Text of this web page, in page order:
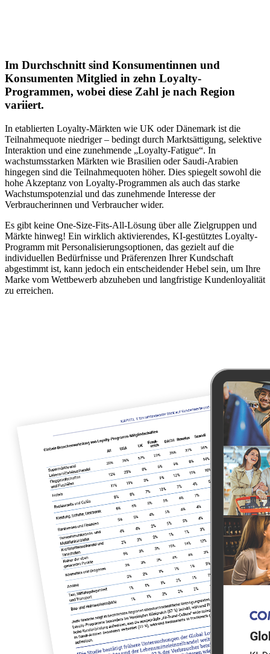
Im Durchschnitt sind Konsumentinnen und
Konsumenten Mitglied in zehn Loyalty-
Programmen, wobei diese Zahl je nach Region
variiert.
In etablierten Loyalty-Märkten wie UK oder Dänemark ist die
Teilnahmequote niedriger – bedingt durch Marktsättigung, selektive
Interaktion und eine zunehmende „Loyalty-Fatigue“. In
wachstumsstarken Märkten wie Brasilien oder Saudi-Arabien
hingegen sind die Teilnahmequoten höher. Dies spiegelt sowohl die
hohe Akzeptanz von Loyalty-Programmen als auch das starke
Wachstumspotenzial und das zunehmende Interesse der
Verbraucherinnen und Verbraucher wider.
Es gibt keine One-Size-Fits-All-Lösung über alle Zielgruppen und
Märkte hinweg! Ein wirklich aktivierendes, KI-gestütztes Loyalty-
Programm mit Personalisierungsoptionen, das gezielt auf die
individuellen Bedürfnisse und Präferenzen Ihrer Kundschaft
abgestimmt ist, kann jedoch ein entscheidender Hebel sein, um Ihre
Marke vom Wettbewerb abzuheben und langfristige Kundenloyalität
zu erreichen.